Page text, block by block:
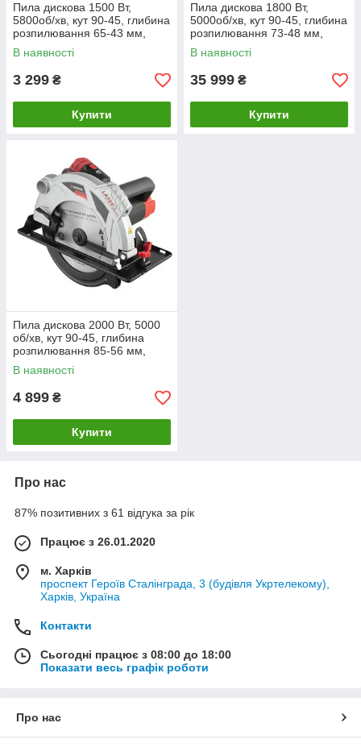
Пила дискова 1500 Вт,
5800об/хв, кут 90-45, глибина
розпилювання 65-43 мм,
диск 190 мм*20 мм, 24 зуби,
лазер INTERTO
В наявності
3 299 ₴
Купити
Пила дискова 1800 Вт,
5000об/хв, кут 90-45, глибина
розпилювання 73-48 мм,
диск 210 мм*30 мм, ТМ
"ІНТЕРТУЛ" WT-0621
В наявності
35 999 ₴
Купити
Пила дискова 2000 Вт, 5000
об/хв, кут 90-45, глибина
розпилювання 85-56 мм,
диск 235*30 мм, 40 зубів,
лазер, пла
В наявності
4 899 ₴
Купити
Про нас
87% позитивних з 61 відгука за рік
Працює з 26.01.2020
м. Харків
проспект Героїв Сталінграда, 3 (будівля Укртелекому),
Харків, Україна
Контакти
Сьогодні працює з 08:00 до 18:00
Показати весь графік роботи
Про нас